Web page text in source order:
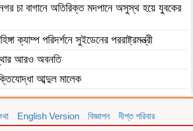
মুজিবকে নাগরিক সংবর্ধনা
দিবস ২০২৬: বাংলাদেশের আদিবাসীদের দূর্গম
অভিযানে ৩ জন গ্রেফতার, ভ্রাম্যমাণ
চৌধুরী গার্লস একাডেমি পরিদর্শন
চা বাগানে অতিরিক্ত মদপানে অসুস্থ হয়ে যুবকের
ক্যাম্প পরিদর্শনে সুইডেনের পররাষ্ট্রমন্ত্রী
আরও অবনতি
আব্দুল মালেক
ইলিয়াছ
দাদন ব্যবসায়ীদের মানসিক চাপে এক স্বর্ণ ব্যবসায়ীর
English Version বিজ্ঞাপন দীপ্ত পরিবার